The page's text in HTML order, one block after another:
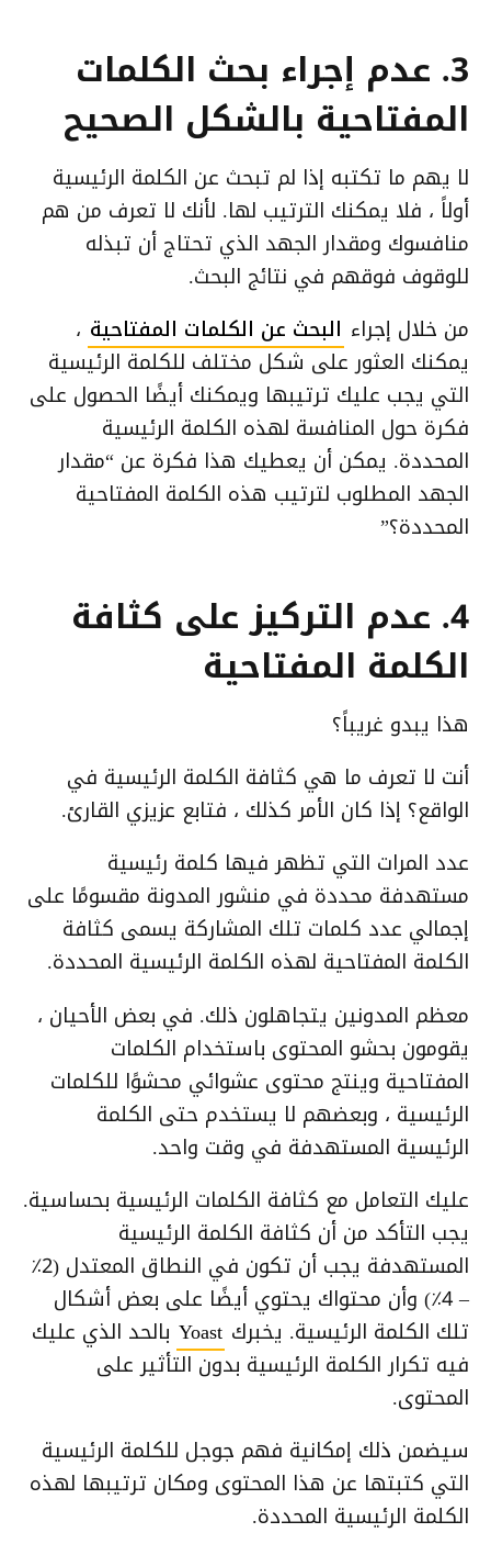
3. عدم إجراء بحث الكلمات
المفتاحية بالشكل الصحيح
لا يهم ما تكتبه إذا لم تبحث عن الكلمة الرئيسية
أولاً ، فلا يمكنك الترتيب لها. لأنك لا تعرف من هم
منافسوك ومقدار الجهد الذي تحتاج أن تبذله
للوقوف فوقهم في نتائج البحث.
من خلال إجراء البحث عن الكلمات المفتاحية ،
يمكنك العثور على شكل مختلف للكلمة الرئيسية
التي يجب عليك ترتيبها ويمكنك أيضًا الحصول على
فكرة حول المنافسة لهذه الكلمة الرئيسية
المحددة. يمكن أن يعطيك هذا فكرة عن “مقدار
الجهد المطلوب لترتيب هذه الكلمة المفتاحية
المحددة؟”
4. عدم التركيز على كثافة
الكلمة المفتاحية
هذا يبدو غريباً؟
أنت لا تعرف ما هي كثافة الكلمة الرئيسية في
الواقع؟ إذا كان الأمر كذلك ، فتابع عزيزي القارئ.
عدد المرات التي تظهر فيها كلمة رئيسية
مستهدفة محددة في منشور المدونة مقسومًا على
إجمالي عدد كلمات تلك المشاركة يسمى كثافة
الكلمة المفتاحية لهذه الكلمة الرئيسية المحددة.
معظم المدونين يتجاهلون ذلك. في بعض الأحيان ،
يقومون بحشو المحتوى باستخدام الكلمات
المفتاحية وينتج محتوى عشوائي محشوًا للكلمات
الرئيسية ، وبعضهم لا يستخدم حتى الكلمة
الرئيسية المستهدفة في وقت واحد.
عليك التعامل مع كثافة الكلمات الرئيسية بحساسية.
يجب التأكد من أن كثافة الكلمة الرئيسية
المستهدفة يجب أن تكون في النطاق المعتدل (2٪
– 4٪) وأن محتواك يحتوي أيضًا على بعض أشكال
تلك الكلمة الرئيسية. يخبرك Yoast بالحد الذي عليك
فيه تكرار الكلمة الرئيسية بدون التأثير على
المحتوى.
سيضمن ذلك إمكانية فهم جوجل للكلمة الرئيسية
التي كتبتها عن هذا المحتوى ومكان ترتيبها لهذه
الكلمة الرئيسية المحددة.